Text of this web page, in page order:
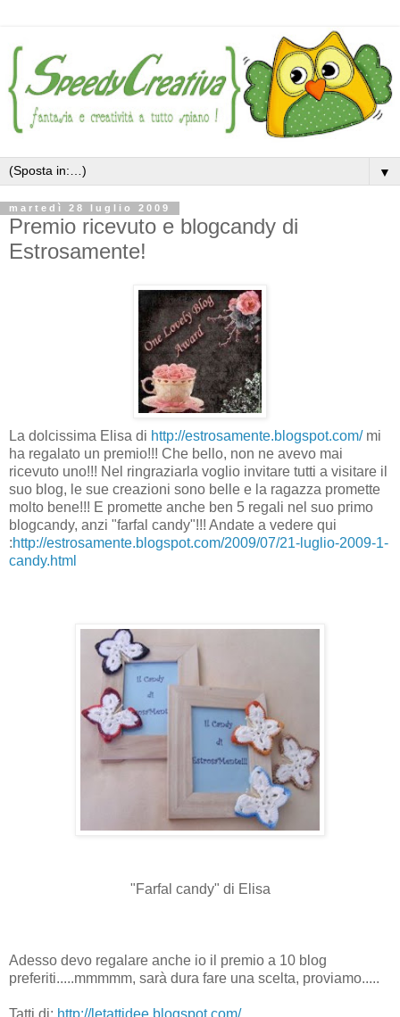
▼
martedì 28 luglio 2009
Premio ricevuto e blogcandy di
Estrosamente!
La dolcissima Elisa di http://estrosamente.blogspot.com/mi
ha regalato un premio!!! Che bello, non ne avevo mai
ricevuto uno!!! Nel ringraziarla voglio invitare tutti a visitare il
suo blog, le sue creazioni sono belle e la ragazza promette
molto bene!!! E promette anche ben 5 regali nel suo primo
blogcandy, anzi "farfal candy"!!! Andate a vedere qui
:http://estrosamente.blogspot.com/2009/07/21-luglio-2009-1-
candy.html
"Farfal candy" di Elisa
Adesso devo regalare anche io il premio a 10 blog
preferiti.....mmmmm, sarà dura fare una scelta, proviamo.....